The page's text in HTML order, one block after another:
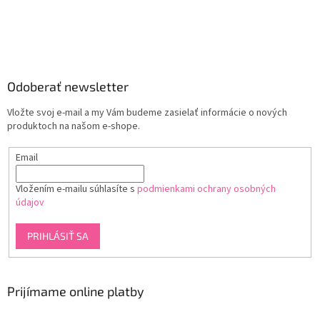
Odoberať newsletter
Vložte svoj e-mail a my Vám budeme zasielať informácie o nových
produktoch na našom e-shope.
Email
Vložením e-mailu súhlasíte s podmienkami ochrany osobných
údajov
PRIHLÁSIŤ SA
Prijímame online platby